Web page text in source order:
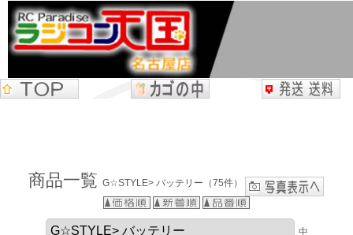
商品一覧G☆STYLE> バッテリー（75件）
中